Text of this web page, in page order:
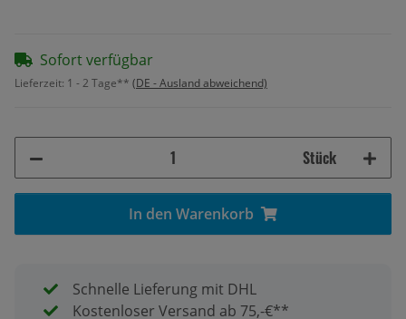
Sofort verfügbar
Lieferzeit: 1 - 2 Tage** (DE - Ausland abweichend)
Stück
In den Warenkorb
Schnelle Lieferung mit DHL
Kostenloser Versand ab 75,-€**